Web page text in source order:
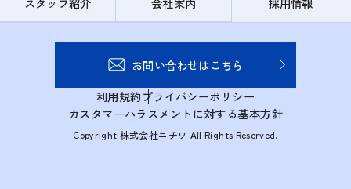
お問い合わせはこちら
利用規約プライバシーポリシー
カスタマーハラスメントに対する基本方針
Copyright 株式会社ニチワ All Rights Reserved.